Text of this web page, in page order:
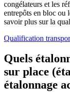
congélateurs et les
entrepôts en bloc ou
savoir plus sur la
Qualification
Quels
sur place
étalonnage